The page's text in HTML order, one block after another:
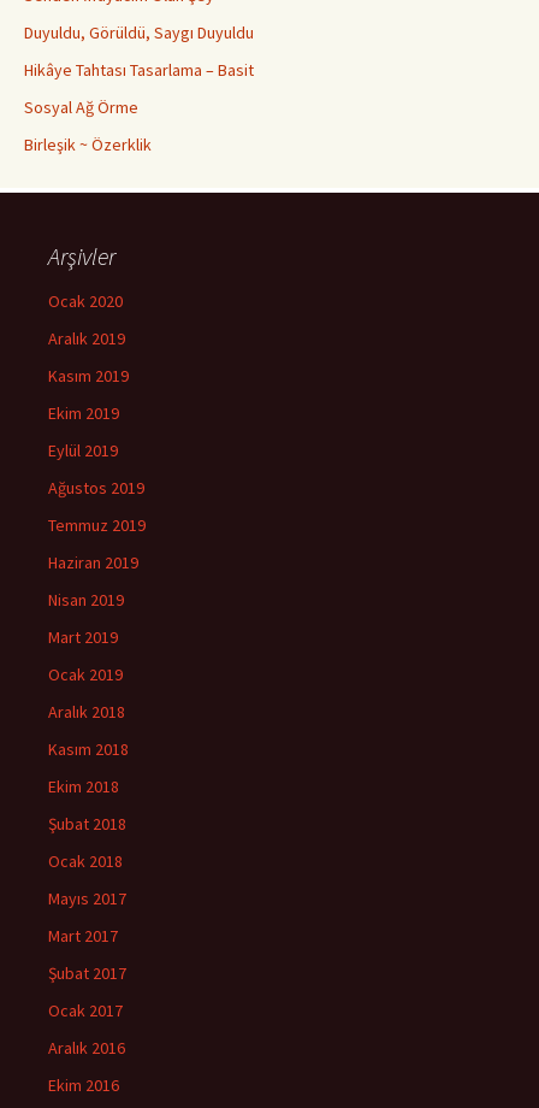
Duyuldu, Görüldü, Saygı Duyuldu
Hikâye Tahtası Tasarlama – Basit
Sosyal Ağ Örme
Birleşik ~ Özerklik
Arşivler
Ocak 2020
Aralık 2019
Kasım 2019
Ekim 2019
Eylül 2019
Ağustos 2019
Temmuz 2019
Haziran 2019
Nisan 2019
Mart 2019
Ocak 2019
Aralık 2018
Kasım 2018
Ekim 2018
Şubat 2018
Ocak 2018
Mayıs 2017
Mart 2017
Şubat 2017
Ocak 2017
Aralık 2016
Ekim 2016